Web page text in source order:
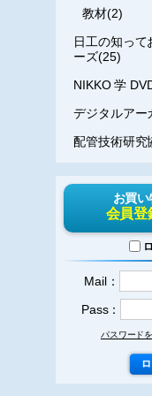
教材(2)
日工の知って
ーズ(25)
NIKKO 学
デジタルアー
配管技術研究
お買
会員登
Mail：
Pass：
パスワード